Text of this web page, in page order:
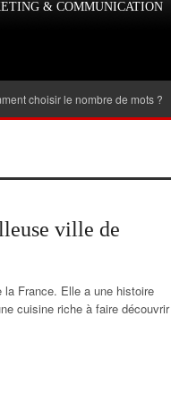
& COMMUNICATION
le nombre de mots ?
ville de
France. Elle a une histoire
cuisine riche à faire